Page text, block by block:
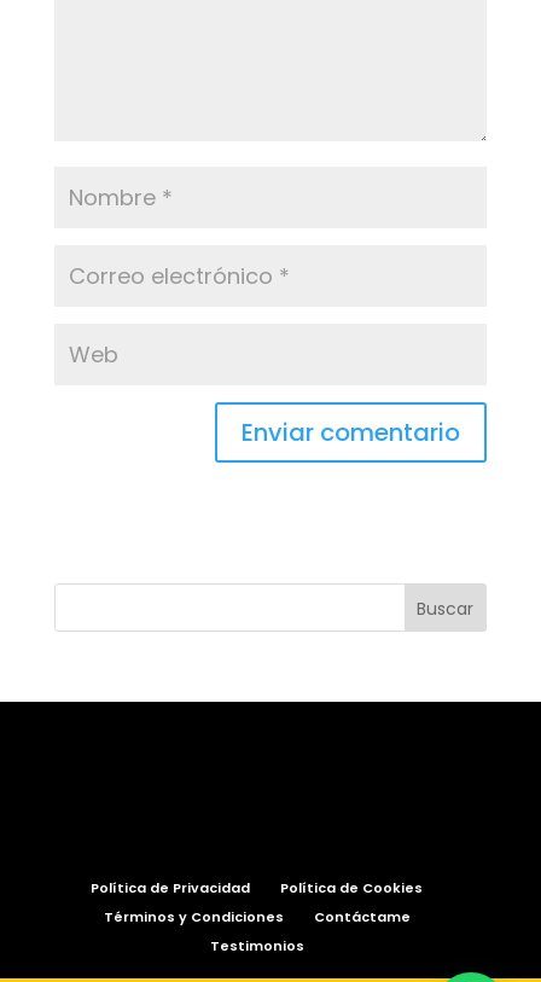
Política de Privacidad
Política de Cookies
Términos y Condiciones
Contáctame
Testimonios